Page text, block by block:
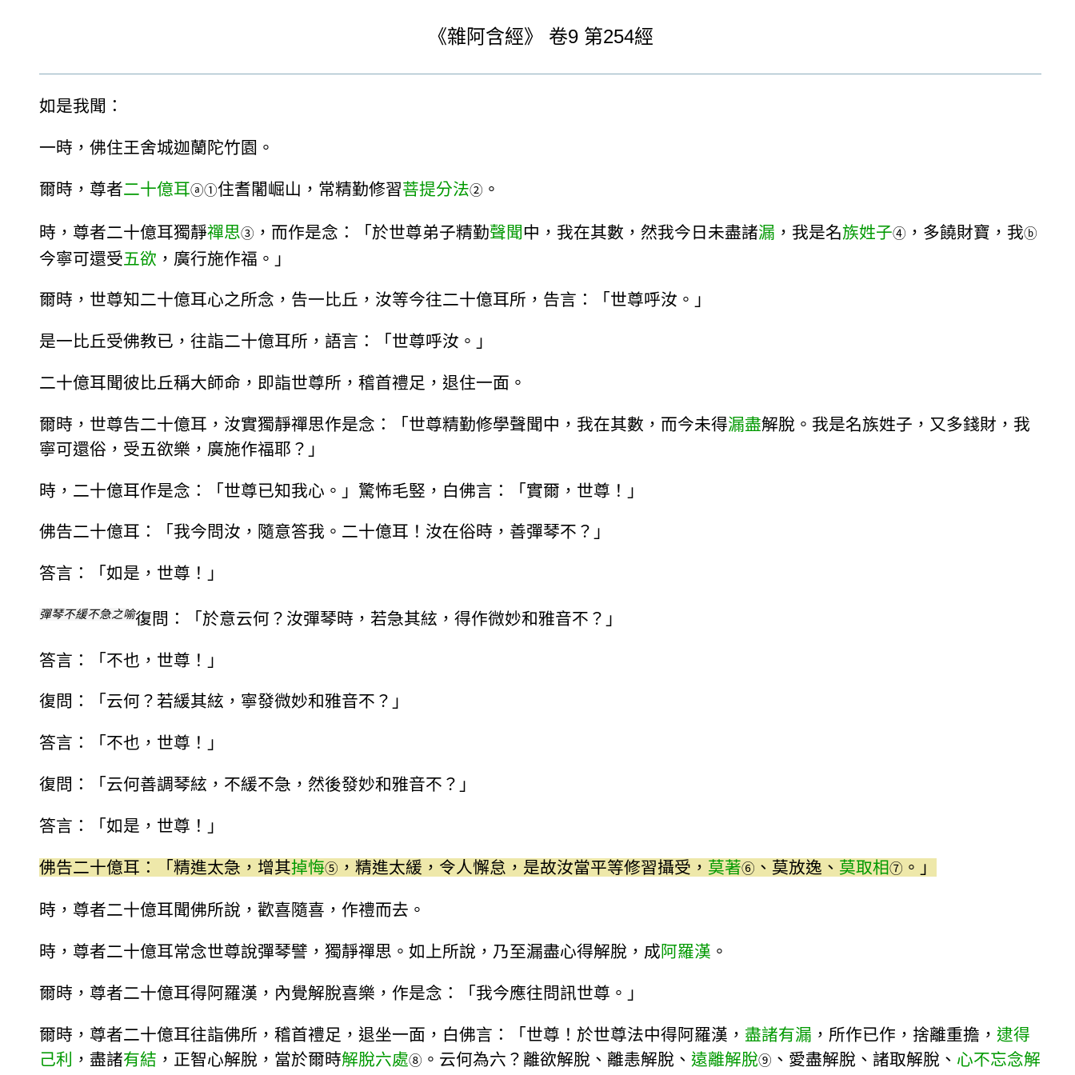
《雜阿含經》 卷9第254經
如是我聞：
一時，佛住王舍城迦蘭陀竹園。
爾時，尊者二十億耳ⓐ①住耆闍崛山，常精勤修習菩提分法② 。
時，尊者二十億耳獨靜禪思③ ，而作是念：「於世尊弟子精勤聲聞 中，我在其數，然我今日未盡諸漏 ，我是名族姓子④ ，多饒財寶，我ⓑ
今寧可還受五欲 ，廣行施作福。」
爾時，世尊知二十億耳心之所念，告一比丘，汝等今往二十億耳所，告言：「世尊呼汝。」
是一比丘受佛教已，往詣二十億耳所，語言：「世尊呼汝。」
二十億耳聞彼比丘稱大師命，即詣世尊所，稽首禮足，退住一面。
爾時，世尊告二十億耳，汝實獨靜禪思作是念：「世尊精勤修學聲聞中，我在其數，而今未得漏盡解脫。我是名族姓子，又多錢財，我
寧可還俗，受五欲樂，廣施作福耶？」
時，二十億耳作是念：「世尊已知我心。」驚怖毛竪，白佛言：「實爾，世尊！」
佛告二十億耳：「我今問汝，隨意答我。二十億耳！汝在俗時，善彈琴不？」
答言：「如是，世尊！」
彈琴不緩不急之喻復問：「於意云何？汝彈琴時，若急其絃，得作微妙和雅音不？」
答言：「不也，世尊！」
復問：「云何？若緩其絃，寧發微妙和雅音不？」
答言：「不也，世尊！」
復問：「云何善調琴絃，不緩不急，然後發妙和雅音不？」
答言：「如是，世尊！」
佛告二十億耳：「精進太急，增其掉悔⑤ ，精進太緩，令人懈怠，是故汝當平等修習攝受， 莫著⑥ 、莫放逸、 莫取相⑦ 。」
時，尊者二十億耳聞佛所說，歡喜隨喜，作禮而去。
時，尊者二十億耳常念世尊說彈琴譬，獨靜禪思。如上所說，乃至漏盡心得解脫，成阿羅漢 。
爾時，尊者二十億耳得阿羅漢，內覺解脫喜樂，作是念：「我今應往問訊世尊。」
爾時，尊者二十億耳往詣佛所，稽首禮足，退坐一面，白佛言：「世尊！於世尊法中得阿羅漢， 盡諸有漏 ，所作已作，捨離重擔， 逮得
己利
，盡諸有結 ，正智心解脫，當於爾時解脫六處⑧ 。云何為六？離欲解脫、離恚解脫、 遠離解脫⑨ 、愛盡解脫、諸取解脫、 心不忘念解